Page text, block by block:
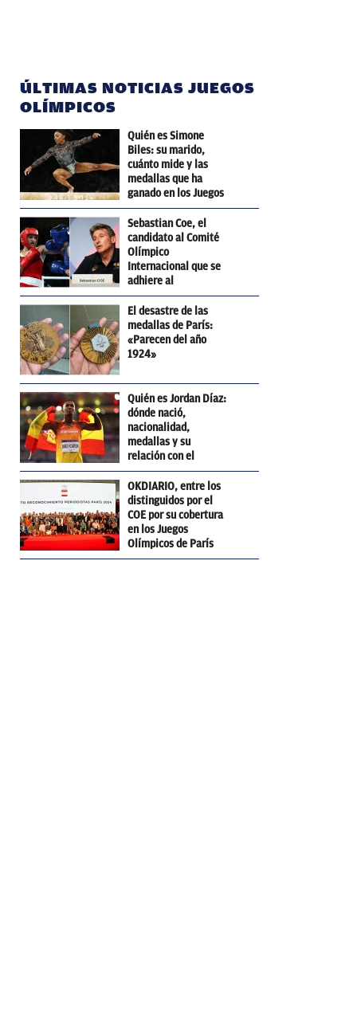
ÚLTIMAS NOTICIAS JUEGOS
OLÍMPICOS
Quién es Simone
Biles: su marido,
cuánto mide y las
medallas que ha
ganado en los Juegos
Olímpicos
Sebastian Coe, el
candidato al Comité
Olímpico
Internacional que se
adhiere al
pensamiento de
Trump
El desastre de las
medallas de París:
«Parecen del año
1924»
Quién es Jordan Díaz:
dónde nació,
nacionalidad,
medallas y su
relación con el
Barcelona
OKDIARIO, entre los
distinguidos por el
COE por su cobertura
en los Juegos
Olímpicos de París